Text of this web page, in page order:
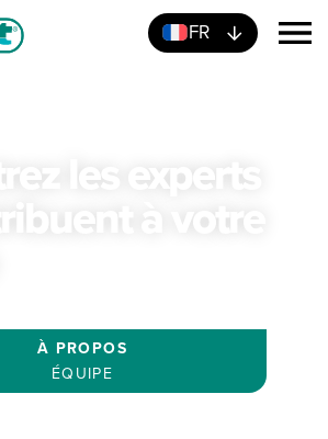
FR
les experts
à votre
À PROPOS
ÉQUIPE